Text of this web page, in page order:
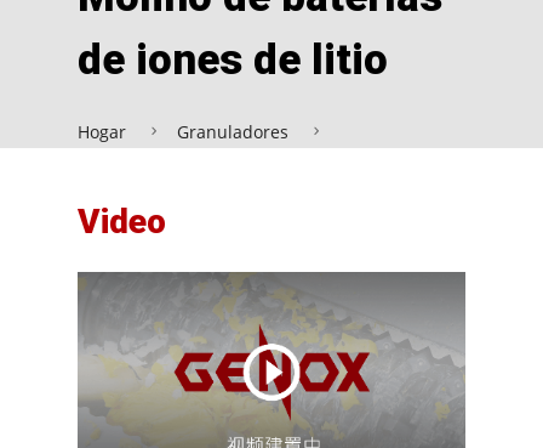
de iones de litio
Hogar
Granuladores
Video